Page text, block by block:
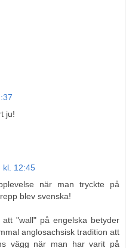
ju!
kl. 12:45
när man tryckte på
blev svenska!
"wall" på engelska betyder
anglosachsisk tradition att
vägg när man har varit på